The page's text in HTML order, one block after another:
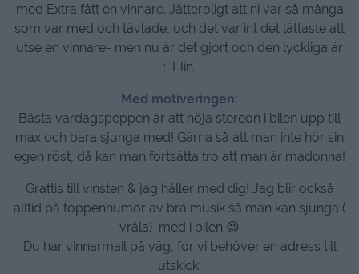
med Extra fått en vinnare. Jätteroligt att ni var så många
som var med och tävlade, och det var int det lättaste att
utse en vinnare- men nu är det gjort och den lyckliga är
: Elin.
Med motiveringen:
Bästa vardagspeppen är att höja stereon i bilen upp till
max och bara sjunga med! Gärna så att man inte hör sin
egen röst, då kan man fortsätta tro att man är madonna!
Grattis till vinsten & jag håller med dig! Jag blir också
alltid på toppenhumör av bra musik så man kan sjunga (
vråla) med i bilen 😉
Du har vinnarmail på väg, för vi behöver en adress till
utskick.